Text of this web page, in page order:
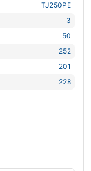
TJ250PE
3
50
252
201
228